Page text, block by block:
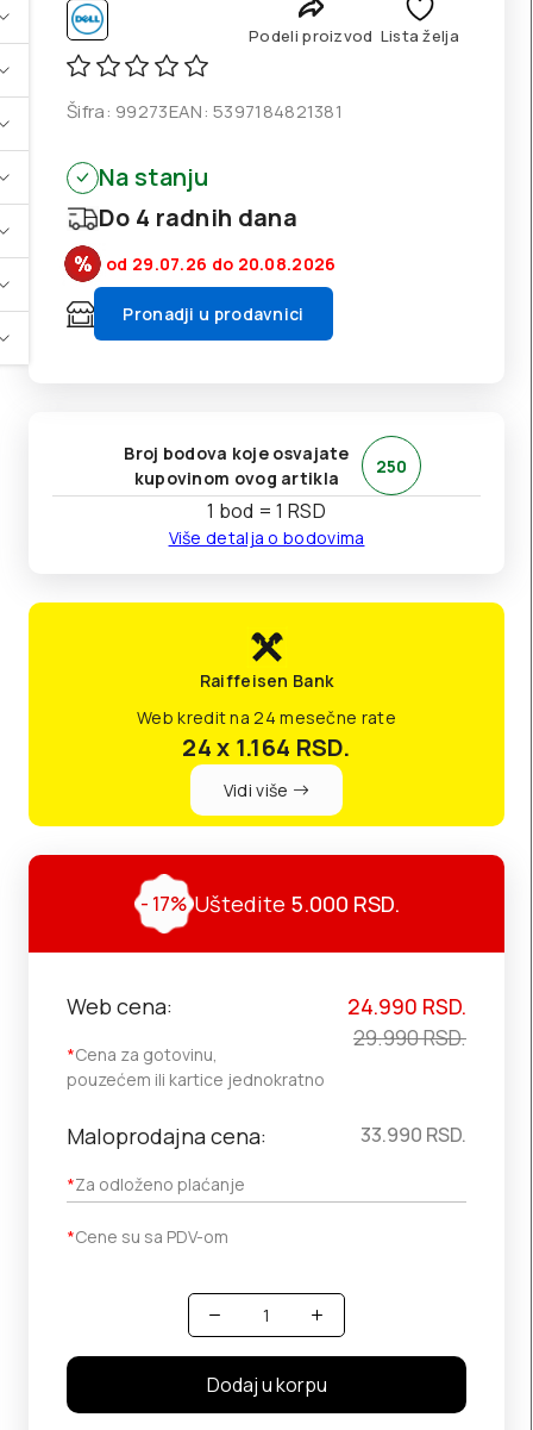
Podeli proizvod Lista želja
Šifra: 99273EAN:5397184821381
Na stanju
Do 4 radnih dana
od 29.07.26 do 20.08.2026
Pronadji u prodavnici
Broj bodova koje osvajate
kupovinom ovog artikla
250
1 bod = 1 RSD
Više detalja o bodovima
Raiffeisen Bank
Web kredit na 24 mesečne rate
24 x 1.164 RSD.
Vidi više
- 17% Uštedite 5.000 RSD.
Web cena:
*Cena za gotovinu,
pouzećem ili kartice jednokratno
29.990RSD.
24.990 RSD.
Maloprodajna cena:
*Za odloženo plaćanje
33.990 RSD.
*Cene su sa PDV-om
Količina
Dodaj u korpu